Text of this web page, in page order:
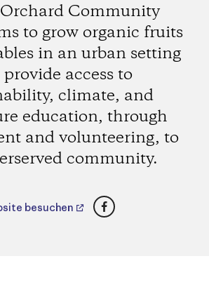
Community
to grow organic fruits
in an urban setting
access to
climate, and
education, through
and volunteering, to
community.
besuchen Facebook